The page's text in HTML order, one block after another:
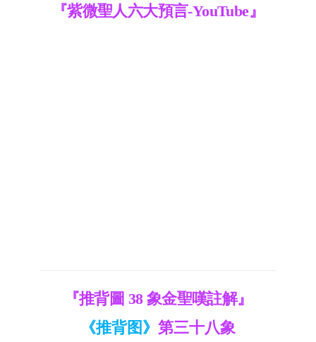
『紫微聖人六大預言-YouTube』
『推背圖 38 象金聖嘆註解』
《推背图》 第三十八象